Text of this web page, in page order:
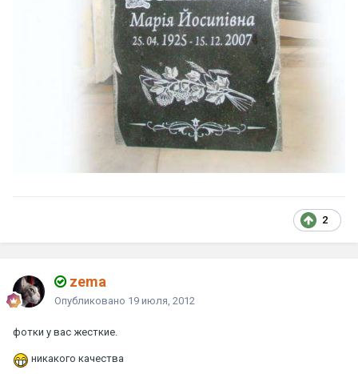
2
zema
Опубликовано 19 июля, 2012
фотки у вас жесткие.
никакого качества